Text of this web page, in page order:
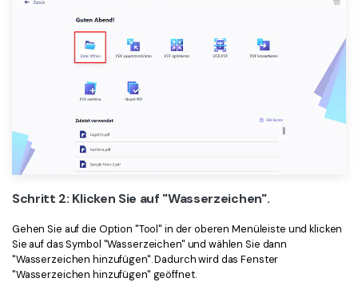
Schritt 2: Klicken Sie auf "Wasserzeichen".
Gehen Sie auf die Option "Tool" in der oberen Menüleiste und klicken
Sie auf das Symbol "Wasserzeichen" und wählen Sie dann
"Wasserzeichen hinzufügen". Dadurch wird das Fenster
"Wasserzeichen hinzufügen" geöffnet.